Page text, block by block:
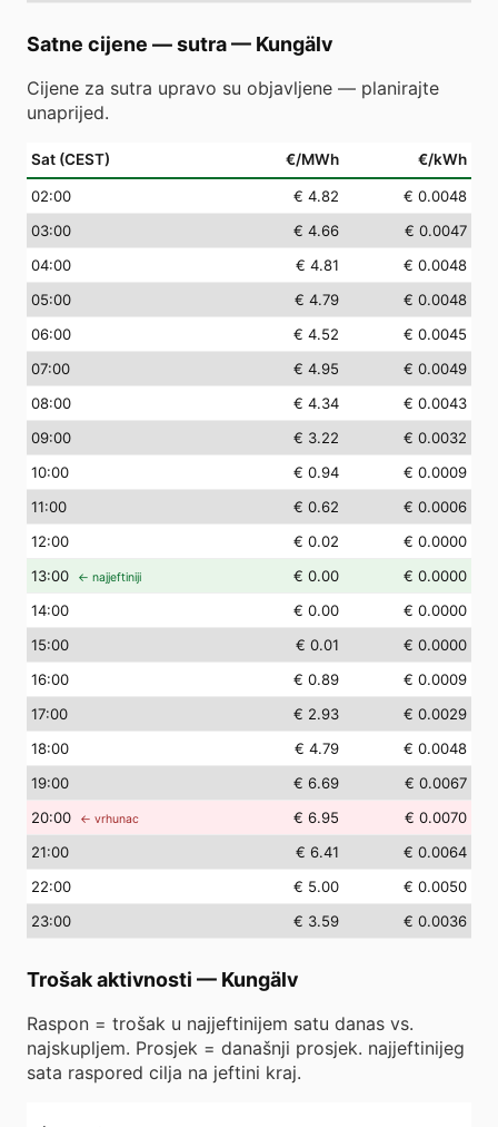
Satne cijene — sutra— Kungälv
Cijene za sutra upravo su objavljene — planirajte
unaprijed.
Sat (CEST) €/MWh €/kWh
02:00 € 4.82
€ 0.0048
03:00 € 4.66
€ 0.0047
04:00 € 4.81
€ 0.0048
05:00 € 4.79
€ 0.0048
06:00 € 4.52
€ 0.0045
07:00 € 4.95
€ 0.0049
08:00 € 4.34
€ 0.0043
09:00 € 3.22
€ 0.0032
10:00 € 0.94
€ 0.0009
11:00 € 0.62
€ 0.0006
12:00 € 0.02
€ 0.0000
13:00 ← najjeftiniji € 0.00
€ 0.0000
14:00 € 0.00
€ 0.0000
15:00 € 0.01
€ 0.0000
16:00 € 0.89
€ 0.0009
17:00 € 2.93
€ 0.0029
18:00 € 4.79
€ 0.0048
19:00 € 6.69
€ 0.0067
20:00 ← vrhunac € 6.95
€ 0.0070
21:00 € 6.41
€ 0.0064
22:00 € 5.00
€ 0.0050
23:00 € 3.59 € 0.0036
Trošak aktivnosti — Kungälv
Raspon = trošak u najjeftinijem satu danas vs.
najskupljem. Prosjek = današnji prosjek. najjeftinijeg
sata raspored cilja na jeftini kraj.